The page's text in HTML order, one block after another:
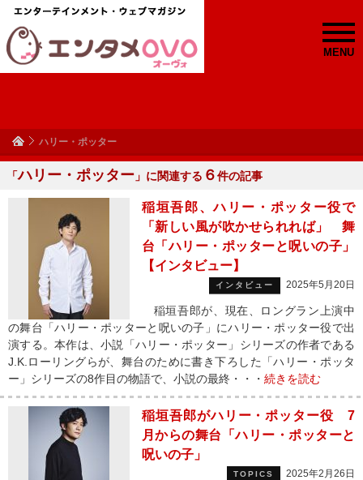
MENU
ハリー・ポッター
「ハリー・ポッター 」に関連する ６件の記事
稲垣吾郎、ハリー・ポッター役で
「新しい風が吹かせられれば」 舞
台「ハリー・ポッターと呪いの子」
【インタビュー】
インタビュー 2025年5月20日
稲垣吾郎が、現在、ロングラン上演中
の舞台「ハリー・ポッターと呪いの子」にハリー・ポッター役で出
演する。本作は、小説「ハリー・ポッター」シリーズの作者である
J.K.ローリングらが、舞台のために書き下ろした「ハリー・ポッタ
ー」シリーズの8作目の物語で、小説の最終・・・ 続きを読む
稲垣吾郎がハリー・ポッター役 7
月からの舞台「ハリー・ポッターと
呪いの子」
TOPICS 2025年2月26日